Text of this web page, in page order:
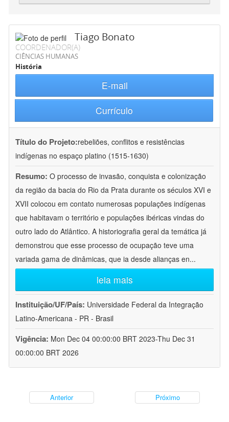
Tiago Bonato
COORDENADOR(A)
CIÊNCIAS HUMANAS
História
E-mail
Currículo
Título do Projeto:rebeliões, conflitos e resistências
indígenas no espaço platino (1515-1630)
Resumo: O processo de invasão, conquista e colonização
da região da bacia do Rio da Prata durante os séculos XVI e
XVII colocou em contato numerosas populações indígenas
que habitavam o território e populações ibéricas vindas do
outro lado do Atlântico. A historiografia geral da temática já
demonstrou que esse processo de ocupação teve uma
variada gama de dinâmicas, que ia desde alianças en...
leia mais
Instituição/UF/País: Universidade Federal da Integração
Latino-Americana - PR - Brasil
Vigência: Mon Dec 04 00:00:00 BRT 2023-Thu Dec 31
00:00:00 BRT 2026
Anterior Próximo